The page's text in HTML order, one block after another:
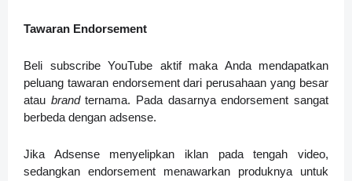
Tawaran Endorsement
Beli subscribe YouTube aktif maka Anda mendapatkan
peluang tawaran endorsement dari perusahaan yang besar
atau brandternama. Pada dasarnya endorsement sangat
berbeda dengan adsense.
Jika Adsense menyelipkan iklan pada tengah video,
sedangkan endorsement menawarkan produknya untuk